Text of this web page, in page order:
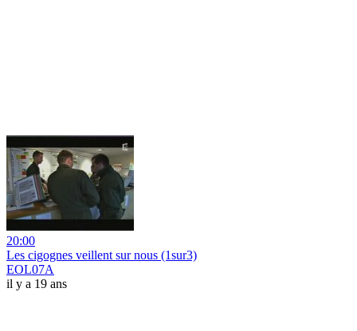
20:00
Les cigognes veillent sur nous (1sur3)
EOL07A
il y a 19 ans